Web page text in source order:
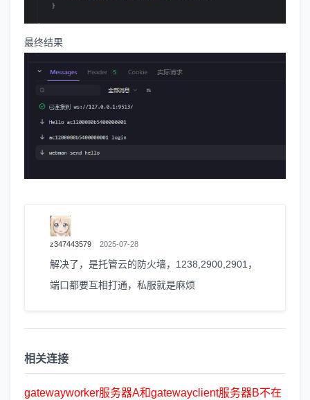
最终结果
z347443579 2025-07-28
解决了，是托管云的防火墙，1238,2900,2901，
端口都要互相打通，私服就是麻烦
相关连接
gatewayworker服务器A和gatewayclient服务器B不在